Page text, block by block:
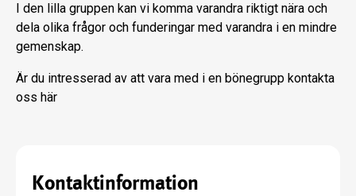
I den lilla gruppen kan vi komma varandra riktigt nära och
dela olika frågor och funderingar med varandra i en mindre
gemenskap.
Är du intresserad av att vara med i en bönegrupp kontakta
oss här
Kontaktinformation